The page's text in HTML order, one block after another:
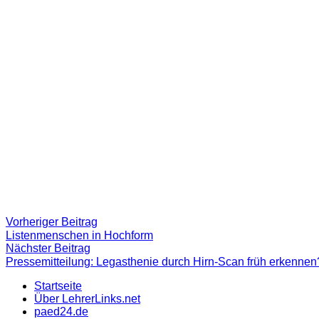
Beitragsnavigation
Vorheriger Beitrag
Beitrag:
Listenmenschen in Hochform
Nächster Beitrag
Beitrag
Pressemitteilung: Legasthenie durch Hirn-Scan früh
Startseite
Über LehrerLinks.net
paed24.de